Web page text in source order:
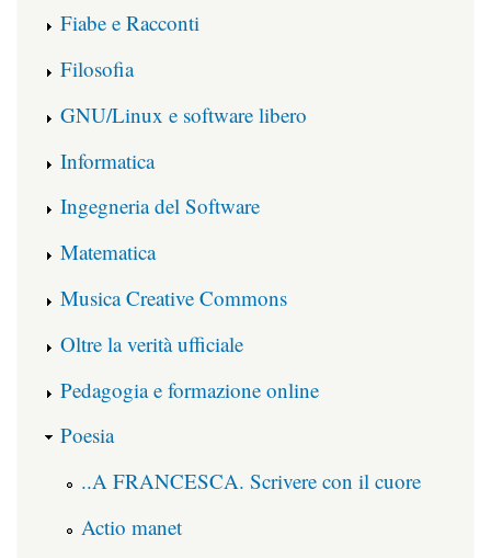
Fiabe e Racconti
Filosofia
GNU/Linux e software libero
Informatica
Ingegneria del Software
Matematica
Musica Creative Commons
Oltre la verità ufficiale
Pedagogia e formazione online
Poesia
..A FRANCESCA. Scrivere con il cuore
Actio manet